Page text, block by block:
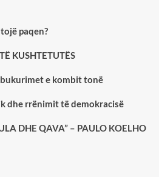
paqen?
KUSHTETUTËS
e kombit tonë
dhe rrënimit të demokracisë
DHE QAVA” – PAULO KOELHO